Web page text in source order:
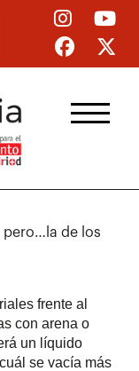
pero…la de los
frente al
con arena o
un líquido
se vacía más